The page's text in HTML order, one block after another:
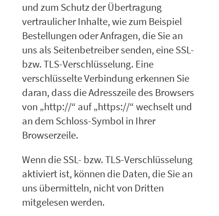
und zum Schutz der Übertragung
vertraulicher Inhalte, wie zum Beispiel
Bestellungen oder Anfragen, die Sie an
uns als Seitenbetreiber senden, eine SSL-
bzw. TLS-Verschlüsselung. Eine
verschlüsselte Verbindung erkennen Sie
daran, dass die Adresszeile des Browsers
von „http://“ auf „https://“ wechselt und
an dem Schloss-Symbol in Ihrer
Browserzeile.
Wenn die SSL- bzw. TLS-Verschlüsselung
aktiviert ist, können die Daten, die Sie an
uns übermitteln, nicht von Dritten
mitgelesen werden.